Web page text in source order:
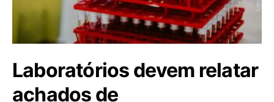
Laboratórios devem relatar
achados de